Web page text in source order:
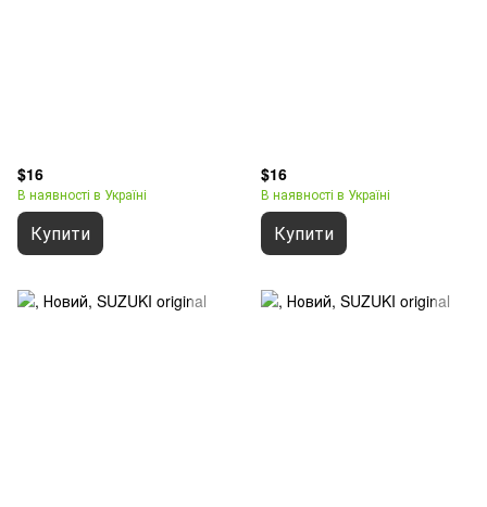
$16
В наявності в Україні
Купити
$16
В наявності в Україні
Купити